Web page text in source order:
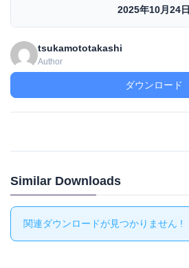
2025年10月24日
tsukamototakashi
Author
ダウンロード
Similar Downloads
関連ダウンロードが見つかりません !